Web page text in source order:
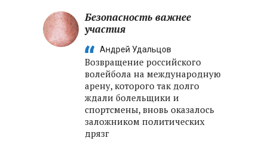
Безопасность важнее
участия
Андрей Удальцов
Возвращение российского
волейбола на международную
арену, которого так долго
ждали болельщики и
спортсмены, вновь оказалось
заложником политических
дрязг